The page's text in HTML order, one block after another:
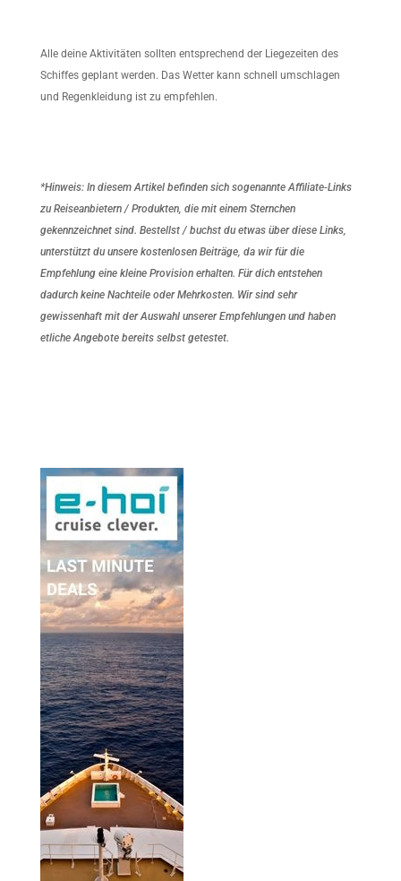
Alle deine Aktivitäten sollten entsprechend der Liegezeiten des
Schiffes geplant werden. Das Wetter kann schnell umschlagen
und Regenkleidung ist zu empfehlen.
*Hinweis: In diesem Artikel befinden sich sogenannte Affiliate-Links
zu Reiseanbietern / Produkten, die mit einem Sternchen
gekennzeichnet sind. Bestellst / buchst du etwas über diese Links,
unterstützt du unsere kostenlosen Beiträge, da wir für die
Empfehlung eine kleine Provision erhalten. Für dich entstehen
dadurch keine Nachteile oder Mehrkosten. Wir sind sehr
gewissenhaft mit der Auswahl unserer Empfehlungen und haben
etliche Angebote bereits selbst getestet.